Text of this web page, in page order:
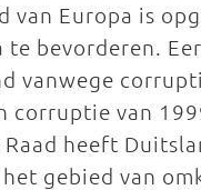
van Europa is
bevorderen.
vanwege
corruptie van
heeft
gebied van